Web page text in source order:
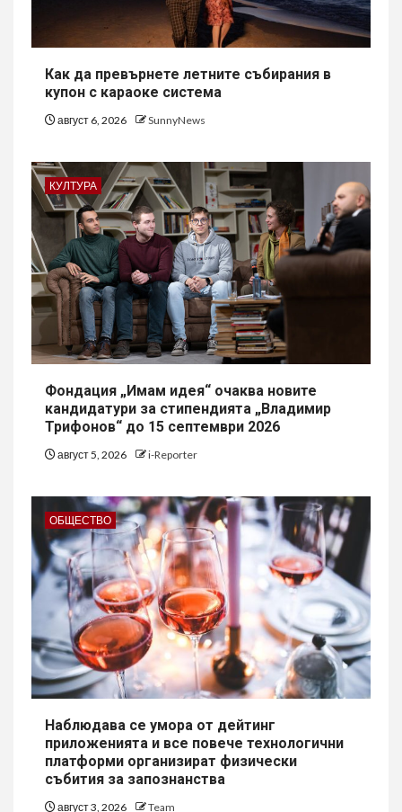
Как да превърнете летните събирания в
купон с караоке система
август 6, 2026 SunnyNews
КУЛТУРА
Фондация „Имам идея“ очаква новите
кандидатури за стипендията „Владимир
Трифонов“ до 15 септември 2026
август 5, 2026 i-Reporter
ОБЩЕСТВО
Наблюдава се умора от дейтинг
приложенията и все повече технологични
платформи организират физически
събития за запознанства
август 3, 2026 Team